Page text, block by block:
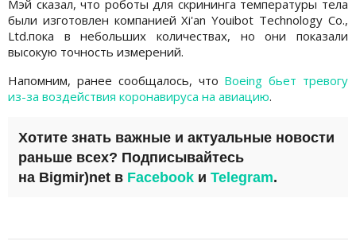
Мэй сказал, что роботы для скрининга температуры тела
были изготовлен компанией Xi'an Youibot Technology Co.,
Ltd.пока в небольших количествах, но они показали
высокую точность измерений.
Напомним, ранее сообщалось, что Boeing бьет тревогу
из-за воздействия коронавируса на авиацию.
Хотите знать важные и актуальные новости
раньше всех? Подписывайтесь
на Bigmir)net в Facebook и Telegram.